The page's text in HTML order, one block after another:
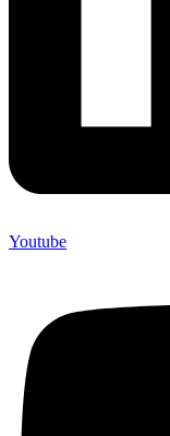
Youtube